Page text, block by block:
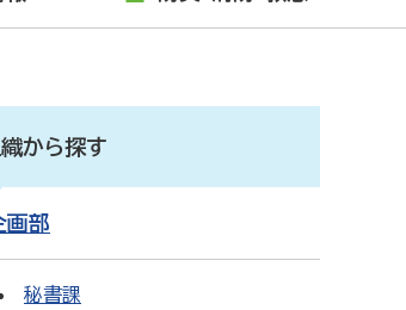
から探す
画部
秘書課